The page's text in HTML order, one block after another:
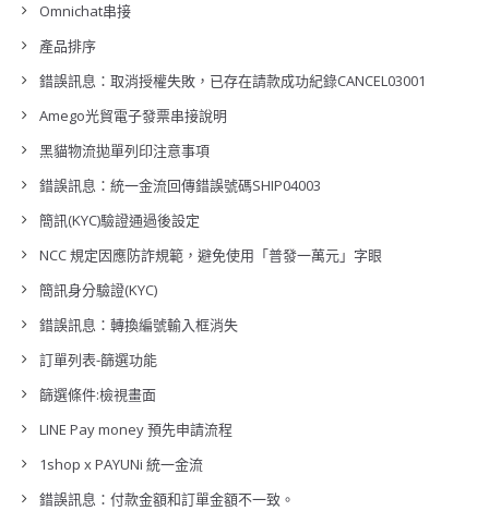
Omnichat串接
產品排序
錯誤訊息：取消授權失敗，已存在請款成功紀錄CANCEL03001
Amego光貿電子發票串接說明
黑貓物流拋單列印注意事項
錯誤訊息：統一金流回傳錯誤號碼SHIP04003
簡訊(KYC)驗證通過後設定
NCC 規定因應防詐規範，避免使用「普發一萬元」字眼
簡訊身分驗證(KYC)
錯誤訊息：轉換編號輸入框消失
訂單列表-篩選功能
篩選條件:檢視畫面
LINE Pay money 預先申請流程
1shop x PAYUNi 統一金流
錯誤訊息：付款金額和訂單金額不一致。